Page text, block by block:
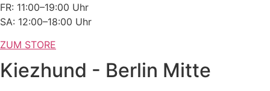
FR: 11:00–19:00 Uhr
SA: 12:00–18:00 Uhr
ZUM STORE
Kiezhund - Berlin Mitte